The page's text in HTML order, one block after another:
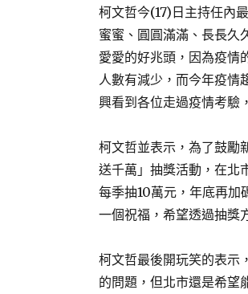
柯文哲今(17)日主持任內
蜜蜜、圓圓滿滿、長長久
愛愛的好兆頭，因為疫情
人數有減少，而今年疫情
興看到各位走過疫情考驗
柯文哲並表示，為了鼓勵
送千萬」抽獎活動，在北
每季抽10萬元，年底再
一個祝福，希望透過抽獎
柯文哲最後開玩笑的表示
的問題，但北市還是希望